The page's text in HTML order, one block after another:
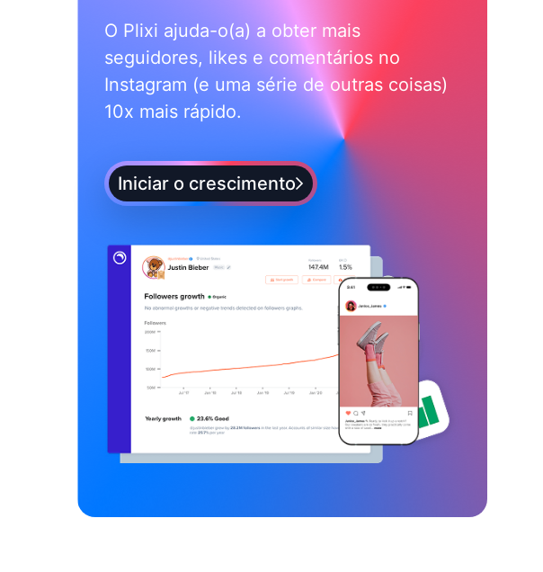
O Plixi ajuda-o(a) a obter mais
seguidores, likes e comentários no
Instagram (e uma série de outras coisas)
10x mais rápido.
Iniciar o crescimento